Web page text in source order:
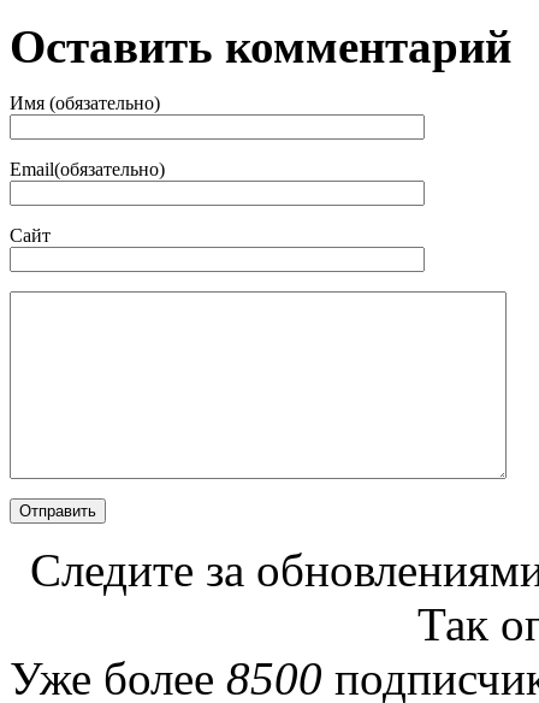
Оставить комментарий
Имя (обязательно)
Email(обязательно)
Сайт
Следите за
Так
Уже более 8500